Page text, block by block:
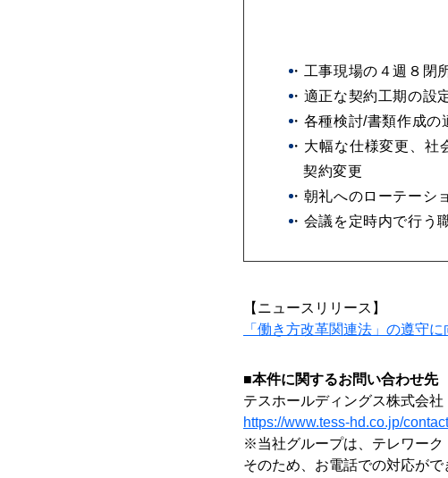
・工事現場の４週８閉
・適正な契約工期の設
・各種検討/書類作成の
・大幅な仕様変更、社
契約変更
・朝礼へのローテーシ
・会議を定時内で行う
【ニュースリリース】
「働き方改革関連法」の遵守
■本件に関するお問い合わせ先
テスホールディングス株式会
https://www.tess-hd.co.jp/
※当社グループは、テレワーク
そのため、お電話での対応が